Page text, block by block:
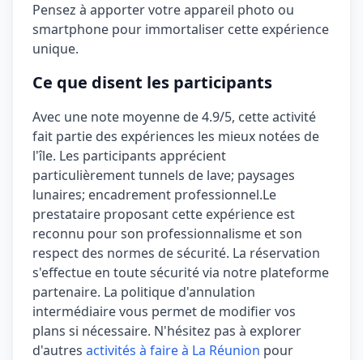
Pensez à apporter votre appareil photo ou
smartphone pour immortaliser cette expérience
unique.
Ce que disent les participants
Avec une note moyenne de4.9/5, cette activité
fait partie des expériences les mieux notées de
l'île. Les participants apprécient
particulièrementtunnels de lave; paysages
lunaires; encadrement professionnel.Le
prestataire proposant cette expérience est
reconnu pour son professionnalisme et son
respect des normes de sécurité. La réservation
s'effectue en toute sécurité via notre plateforme
partenaire. La politique d'annulation
intermédiairevous permet de modifier vos
plans si nécessaire. N'hésitez pas à explorer
d'autres activités à faire à La Réunion pour